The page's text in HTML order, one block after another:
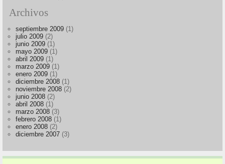
Archivos
septiembre 2009 (1)
julio 2009 (2)
junio 2009 (1)
mayo 2009 (1)
abril 2009 (1)
marzo 2009 (1)
enero 2009 (1)
diciembre 2008 (1)
noviembre 2008 (2)
junio 2008 (2)
abril 2008 (1)
marzo 2008 (3)
febrero 2008 (1)
enero 2008 (2)
diciembre 2007 (3)